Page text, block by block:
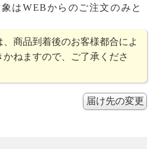
はWEBからのご注文のみと
商品到着後のお客様都合によ
ねますので、ご了承くださ
届け先の変更